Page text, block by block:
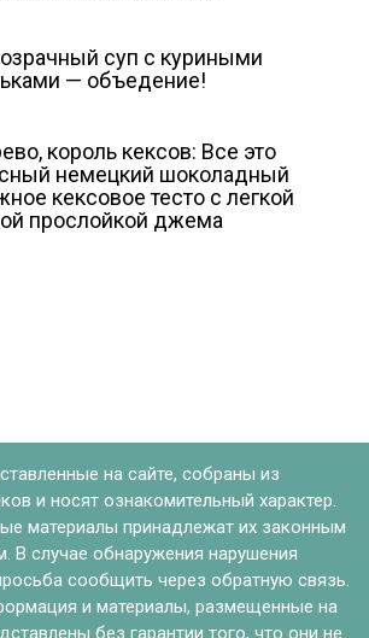
суп с куриными
— объедение!
король кексов: Все это
немецкий шоколадный
кексовое тесто с легкой
прослойкой джема
на сайте, собраны из
и носят ознакомительный характер.
материалы принадлежат их законным
В случае обнаружения нарушения
сообщить через обратную связь.
и материалы, размещенные на
без гарантии того, что они не